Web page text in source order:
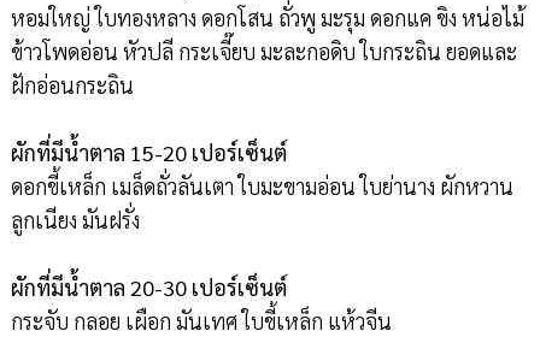
หอมใหญ่ ใบทองหลาง ดอกโสน ถั่วพู มะรุม ดอกแค ขิง หน่อไม้
ข้าวโพดอ่อน หัวปลี กระเจี๊ยบ มะละกอดิบ ใบกระถิน ยอดและ
ฝักอ่อนกระถิน
ผักที่มีน้ำตาล 15-20 เปอร์เซ็นต์
ดอกขี้เหล็ก เมล็ดถั่วลันเตา ใบมะขามอ่อน ใบย่านาง ผักหวาน
ลูกเนียง มันฝรั่ง
ผักที่มีน้ำตาล 20-30 เปอร์เซ็นต์
กระจับ กลอย เผือก มันเทศ ใบขี้เหล็ก แห้วจีน